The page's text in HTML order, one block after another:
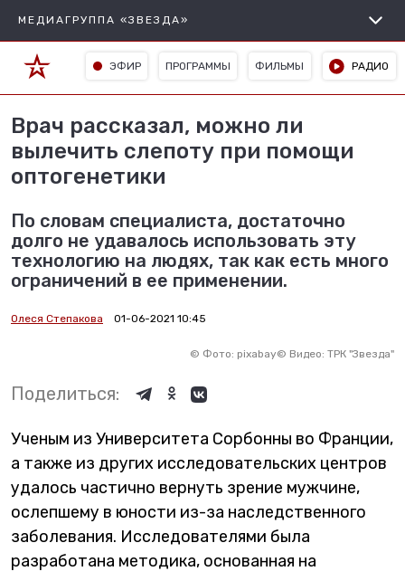
МЕДИАГРУППА «ЗВЕЗДА»
ЭФИР ПРОГРАММЫ ФИЛЬМЫ РАДИО
Врач рассказал, можно ли
вылечить слепоту при помощи
оптогенетики
По словам специалиста, достаточно
долго не удавалось использовать эту
технологию на людях, так как есть много
ограничений в ее применении.
Олеся Степакова 01-06-2021 10:45
© Фото: pixabay© Видео: ТРК "Звезда"
Поделиться:
Ученым из Университета Сорбонны во Франции,
а также из других исследовательских центров
удалось частично вернуть зрение мужчине,
ослепшему в юности из-за наследственного
заболевания. Исследователями была
разработана методика, основанная на